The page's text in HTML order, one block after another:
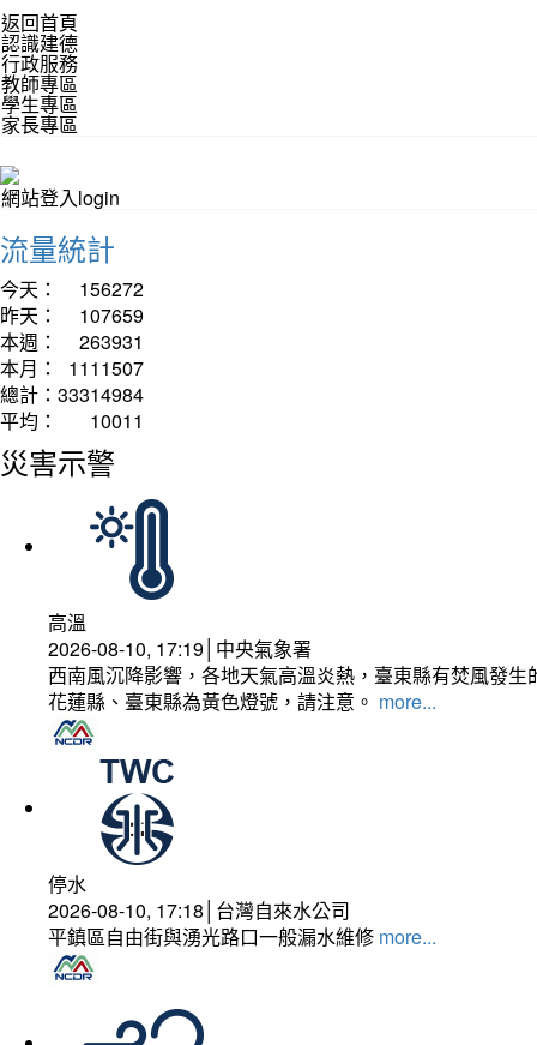
返回首頁
認識建德
行政服務
教師專區
學生專區
家長專區
網站登入login
流量統計
今天：
156272
昨天：
107659
本週：
263931
本月：
1111507
總計： 33314984
平均：
10011
災害示警
高溫
2026-08-10, 17:19│中央氣象署
西南風沉降影響，各地天氣高溫炎熱，臺東縣有焚風發
花蓮縣、臺東縣為黃色燈號，請注意。 more...
停水
2026-08-10, 17:18│台灣自來水公司
平鎮區自由街與湧光路口一般漏水維修 more...